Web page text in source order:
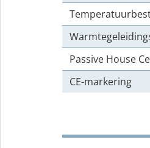
Passive House
CE-markering